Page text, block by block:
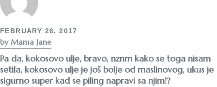
FEBRUARY 26, 2017
by Mama Jane
Pa da, kokosovo ulje, bravo, nznm kako se toga nisam
setila, kokosovo ulje je još bolje od maslinovog, ukus je
sigurno super kad se piling napravi sa njim!?